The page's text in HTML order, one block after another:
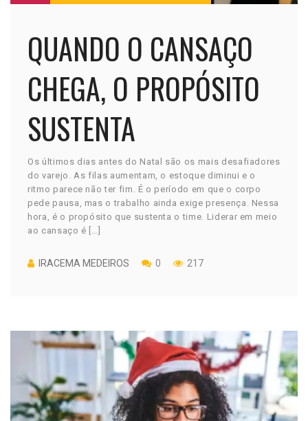
QUANDO O CANSAÇO
CHEGA, O PROPÓSITO
SUSTENTA
Os últimos dias antes do Natal são os mais desafiadores
do varejo. As filas aumentam, o estoque diminui e o
ritmo parece não ter fim. É o período em que o corpo
pede pausa, mas o trabalho ainda exige presença. Nessa
hora, é o propósito que sustenta o time. Liderar em meio
ao cansaço é […]
IRACEMA MEDEIROS 0 217